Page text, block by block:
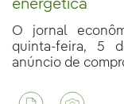
energética
O jornal
quinta-feira, 5
anúncio de